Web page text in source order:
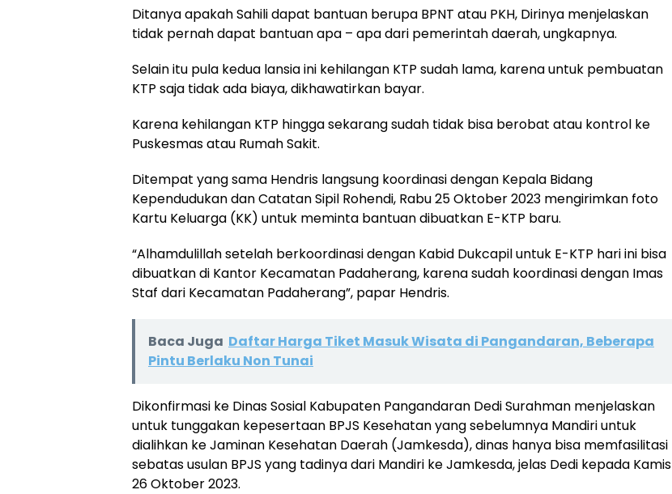
Ditanya apakah Sahili dapat bantuan berupa BPNT atau PKH, Dirinya menjelaskan
tidak pernah dapat bantuan apa – apa dari pemerintah daerah, ungkapnya.
Selain itu pula kedua lansia ini kehilangan KTP sudah lama, karena untuk pembuatan
KTP saja tidak ada biaya, dikhawatirkan bayar.
Karena kehilangan KTP hingga sekarang sudah tidak bisa berobat atau kontrol ke
Puskesmas atau Rumah Sakit.
Ditempat yang sama Hendris langsung koordinasi dengan Kepala Bidang
Kependudukan dan Catatan Sipil Rohendi, Rabu 25 Oktober 2023 mengirimkan foto
Kartu Keluarga (KK) untuk meminta bantuan dibuatkan E-KTP baru.
“Alhamdulillah setelah berkoordinasi dengan Kabid Dukcapil untuk E-KTP hari ini bisa
dibuatkan di Kantor Kecamatan Padaherang, karena sudah koordinasi dengan Imas
Staf dari Kecamatan Padaherang”, papar Hendris.
Baca Juga Daftar Harga Tiket Masuk Wisata di Pangandaran, Beberapa
Pintu Berlaku Non Tunai
Dikonfirmasi ke Dinas Sosial Kabupaten Pangandaran Dedi Surahman menjelaskan
untuk tunggakan kepesertaan BPJS Kesehatan yang sebelumnya Mandiri untuk
dialihkan ke Jaminan Kesehatan Daerah (Jamkesda), dinas hanya bisa memfasilitasi
sebatas usulan BPJS yang tadinya dari Mandiri ke Jamkesda, jelas Dedi kepada Kamis
26 Oktober 2023.